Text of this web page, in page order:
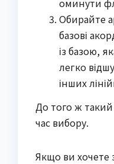
оминути
Обирайте
базові
із базою,
легко
інших
До того ж такий
час вибору.
Якщо ви хочете